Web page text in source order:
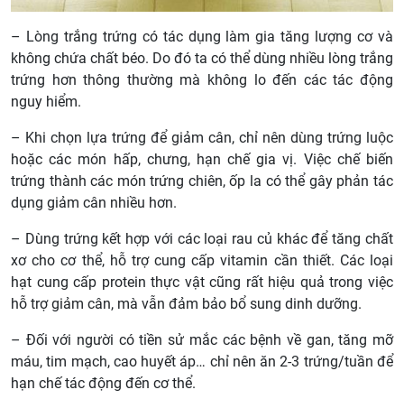
– Lòng trắng trứng có tác dụng làm gia tăng lượng cơ và
không chứa chất béo. Do đó ta có thể dùng nhiều lòng trắng
trứng hơn thông thường mà không lo đến các tác động
nguy hiểm.
– Khi chọn lựa trứng để giảm cân, chỉ nên dùng trứng luộc
hoặc các món hấp, chưng, hạn chế gia vị. Việc chế biến
trứng thành các món trứng chiên, ốp la có thể gây phản tác
dụng giảm cân nhiều hơn.
– Dùng trứng kết hợp với các loại rau củ khác để tăng chất
xơ cho cơ thể, hỗ trợ cung cấp vitamin cần thiết. Các loại
hạt cung cấp protein thực vật cũng rất hiệu quả trong việc
hỗ trợ giảm cân, mà vẫn đảm bảo bổ sung dinh dưỡng.
– Đối với người có tiền sử mắc các bệnh về gan, tăng mỡ
máu, tim mạch, cao huyết áp… chỉ nên ăn 2-3 trứng/tuần để
hạn chế tác động đến cơ thể.